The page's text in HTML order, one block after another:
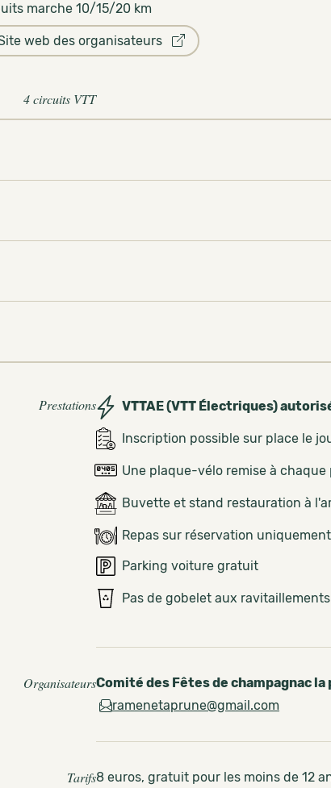
marche 10/15/20 km
web des organisateurs
4 circuits VTT
Prestations VTTAE (VTT Électriques)
Inscription possible sur place le
Une plaque-vélo remise à
Buvette et stand restauration à
Repas sur réservation uniquement
Parking voiture gratuit
Pas de gobelet aux
OrganisateursComité des Fêtes de champagnac la
ramenetaprune@gmail.com
Tarifs8 euros, gratuit pour les moins de 12